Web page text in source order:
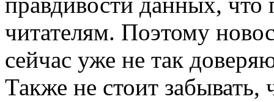
читателям. Поэтому
сейчас уже не так
Также не стоит забывать,